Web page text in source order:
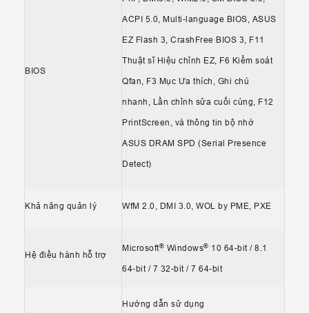
BIOS
ACPI 5.0, Multi-language BIOS, ASUS
EZ Flash 3, CrashFree BIOS 3, F11
Thuật sĩ Hiệu chỉnh EZ, F6 Kiểm soát
Qfan, F3 Mục Ưa thích, Ghi chú
nhanh, Lần chỉnh sửa cuối cùng, F12
PrintScreen, và thông tin bộ nhớ
ASUS DRAM SPD (Serial Presence
Detect)
Khả năng quản lý WfM 2.0, DMI 3.0, WOL by PME, PXE
Hệ điều hành hỗ trợ
Microsoft® Windows® 10 64-bit / 8.1
64-bit / 7 32-bit / 7 64-bit
Hướng dẫn sử dụng